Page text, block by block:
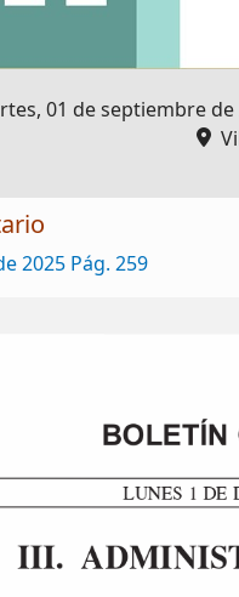
01 de septiembre de
2025 Pág. 259